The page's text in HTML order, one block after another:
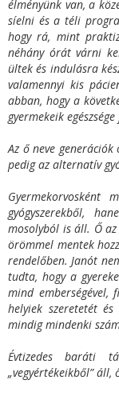
élményünk van, a
síelni és a téli
hogy rá, mint
néhány órát várni
ültek és indulásra
valamennyi kis
abban, hogy a
gyermekeik
Az ő neve
pedig az alternatív
Gyermekorvosként
gyógyszerekből,
mosolyból is áll. Ő
örömmel mentek
rendelőben. Janót
tudta, hogy a
mind emberségével,
helyiek szeretetét
mindig mindenki
Évtizedes baráti
„vegyértékeikből” áll,